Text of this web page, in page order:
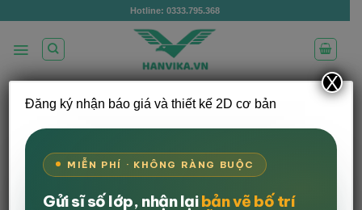
qua
dung
Hotline: 0333.795.368
TRANG CHỦ / GHẾ VĂN PHÒNG /
GHẾ NHÂN
LỌC
Đăng ký nhận báo giá và thiết kế 2D cơ bản
MIỄN PHÍ · KHÔNG RÀNG BUỘC
Gửi sĩ số lớp, nhận lạibản vẽ bố trí
X